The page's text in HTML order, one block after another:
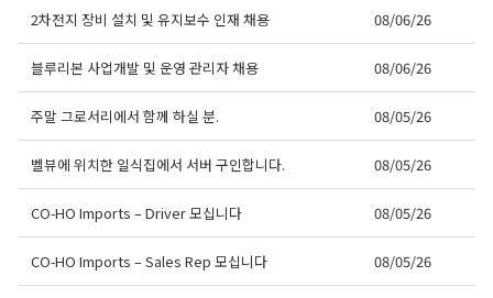
2차전지 장비 설치 및 유지보수 인재 채용 08/06/26
블루리본 사업개발 및 운영 관리자 채용 08/06/26
주말 그로서리에서 함께 하실 분. 08/05/26
벨뷰에 위치한 일식집에서 서버 구인합니다. 08/05/26
CO-HO Imports – Driver 모십니다 08/05/26
CO-HO Imports – Sales Rep 모십니다 08/05/26